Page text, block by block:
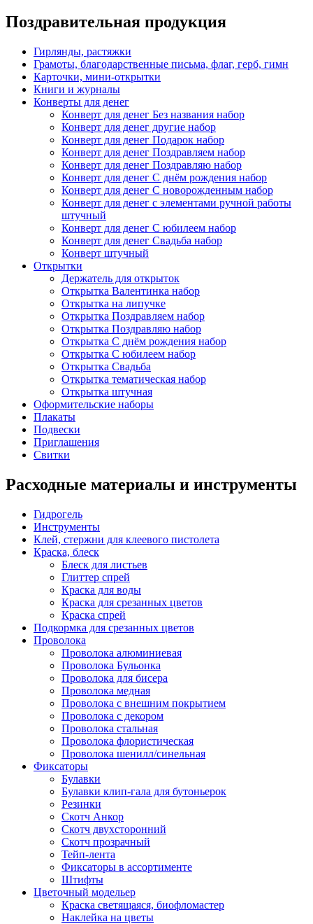
Поздравительная продукция
Гирлянды, растяжки
Грамоты, благодарственные письма, флаг, герб, гимн
Карточки, мини-открытки
Книги и журналы
Конверты для денег
Конверт для денег Без названия набор
Конверт для денег другие набор
Конверт для денег Подарок набор
Конверт для денег Поздравляем набор
Конверт для денег Поздравляю набор
Конверт для денег С днём рождения набор
Конверт для денег С новорожденным набор
Конверт для денег с элементами ручной работы
штучный
Конверт для денег С юбилеем набор
Конверт для денег Свадьба набор
Конверт штучный
Открытки
Держатель для открыток
Открытка Валентинка набор
Открытка на липучке
Открытка Поздравляем набор
Открытка Поздравляю набор
Открытка С днём рождения набор
Открытка С юбилеем набор
Открытка Свадьба
Открытка тематическая набор
Открытка штучная
Оформительские наборы
Плакаты
Подвески
Приглашения
Свитки
Расходные материалы и инструменты
Гидрогель
Инструменты
Клей, стержни для клеевого пистолета
Краска, блеск
Блеск для листьев
Глиттер спрей
Краска для воды
Краска для срезанных цветов
Краска спрей
Подкормка для срезанных цветов
Проволока
Проволока алюминиевая
Проволока Бульонка
Проволока для бисера
Проволока медная
Проволока с внешним покрытием
Проволока с декором
Проволока стальная
Проволока флористическая
Проволока шенилл/синельная
Фиксаторы
Булавки
Булавки клип-гала для бутоньерок
Резинки
Скотч Анкор
Скотч двухсторонний
Скотч прозрачный
Тейп-лента
Фиксаторы в ассортименте
Штифты
Цветочный модельер
Краска светящаяся, биофломастер
Наклейка на цветы